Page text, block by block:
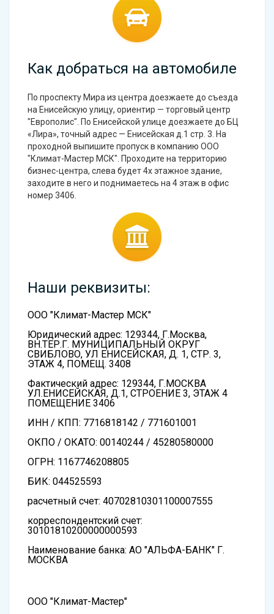
Как добраться на автомобиле
По проспекту Мира из центра доезжаете до съезда
на Енисейскую улицу, ориентир — торговый центр
"Европолис". По Енисейской улице доезжаете до БЦ
«Лира», точный адрес — Енисейская д.1 стр. 3. На
проходной выпишите пропуск в компанию ООО
"Климат-Мастер МСК". Проходите на территорию
бизнес-центра, слева будет 4х этажное здание,
заходите в него и поднимаетесь на 4 этаж в офис
номер 3406.
Наши реквизиты:
ООО "Климат-Мастер МСК"
Юридический адрес: 129344, Г.Москва,
ВН.ТЕР.Г. МУНИЦИПАЛЬНЫЙ ОКРУГ
СВИБЛОВО, УЛ ЕНИСЕЙСКАЯ, Д. 1, СТР. 3,
ЭТАЖ 4, ПОМЕЩ. 3408
Фактический адрес: 129344, Г.МОСКВА
УЛ.ЕНИСЕЙСКАЯ, Д.1, СТРОЕНИЕ 3, ЭТАЖ 4
ПОМЕЩЕНИЕ 3406
ИНН / КПП: 7716818142 / 771601001
ОКПО / ОКАТО: 00140244 / 45280580000
ОГРН: 1167746208805
БИК: 044525593
расчетный счет: 40702810301100007555
корреспондентский счет:
30101810200000000593
Наименование банка: АО "АЛЬФА-БАНК" Г.
МОСКВА
ООО "Климат-Мастер"